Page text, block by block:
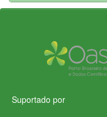
Suportado por